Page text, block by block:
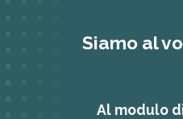
Siamo al
Al modulo